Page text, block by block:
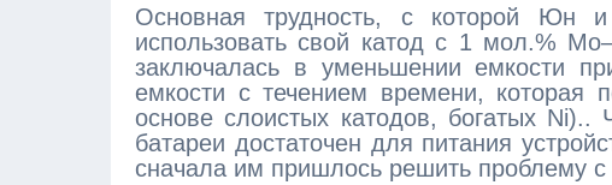
Основная трудность, с которой Юн и
использовать свой катод с 1 мол.%
заключалась в уменьшении емкости
емкости с течением времени, которая
основе слоистых катодов, богатых Ni)..
батареи достаточен для питания
сначала им пришлось решить проблему с